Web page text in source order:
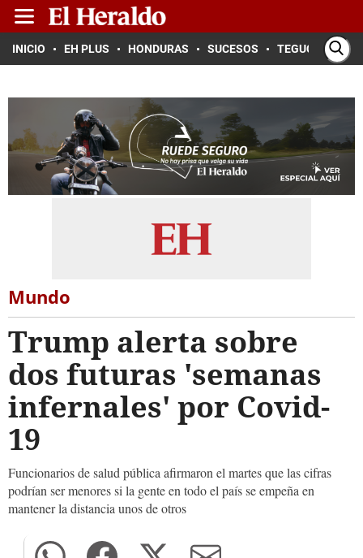
INICIO EH PLUS HONDURAS SUCESOS TEGUCIGALPA
Mundo
Trump alerta sobre
dos futuras 'semanas
infernales' por Covid-
19
Funcionarios de salud pública afirmaron el martes que las cifras
podrían ser menores si la gente en todo el país se empeña en
mantener la distancia unos de otros